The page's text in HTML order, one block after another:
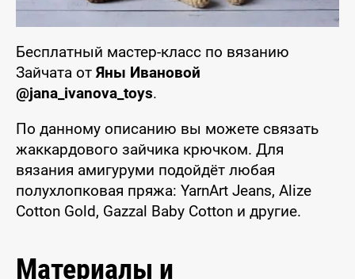
Бесплатный мастер-класс по вязанию
Зайчата от Яны Ивановой
@jana_ivanova_toys.
По данному описанию вы можете связать
жаккардового зайчика крючком. Для
вязания амигуруми подойдёт любая
полухлопковая пряжа: YarnArt Jeans, Alize
Cotton Gold, Gazzal Baby Cotton и другие.
Материалы и